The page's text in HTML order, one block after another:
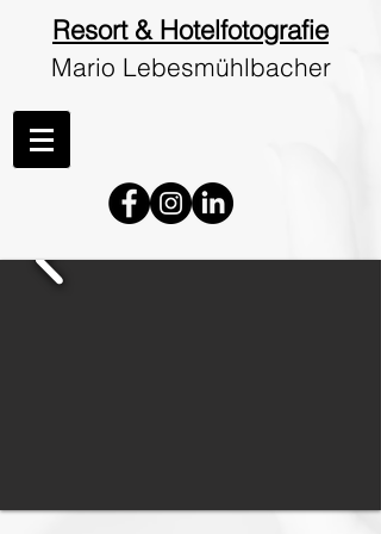
Resort & Hotelfotografie
Mario Lebesmühlbacher